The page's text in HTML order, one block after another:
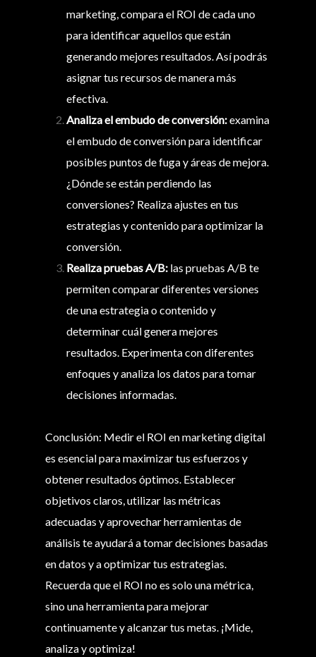
marketing, compara el ROI de cada uno
para identificar aquellos que están
generando mejores resultados. Así podrás
asignar tus recursos de manera más
efectiva.
Analiza el embudo de conversión:examina
el embudo de conversión para identificar
posibles puntos de fuga y áreas de mejora.
¿Dónde se están perdiendo las
conversiones? Realiza ajustes en tus
estrategias y contenido para optimizar la
conversión.
Realiza pruebas A/B: las pruebas A/B te
permiten comparar diferentes versiones
de una estrategia o contenido y
determinar cuál genera mejores
resultados. Experimenta con diferentes
enfoques y analiza los datos para tomar
decisiones informadas.
Conclusión: Medir el ROI en marketing digital
es esencial para maximizar tus esfuerzos y
obtener resultados óptimos. Establecer
objetivos claros, utilizar las métricas
adecuadas y aprovechar herramientas de
análisis te ayudará a tomar decisiones basadas
en datos y a optimizar tus estrategias.
Recuerda que el ROI no es solo una métrica,
sino una herramienta para mejorar
continuamente y alcanzar tus metas. ¡Mide,
analiza y optimiza!